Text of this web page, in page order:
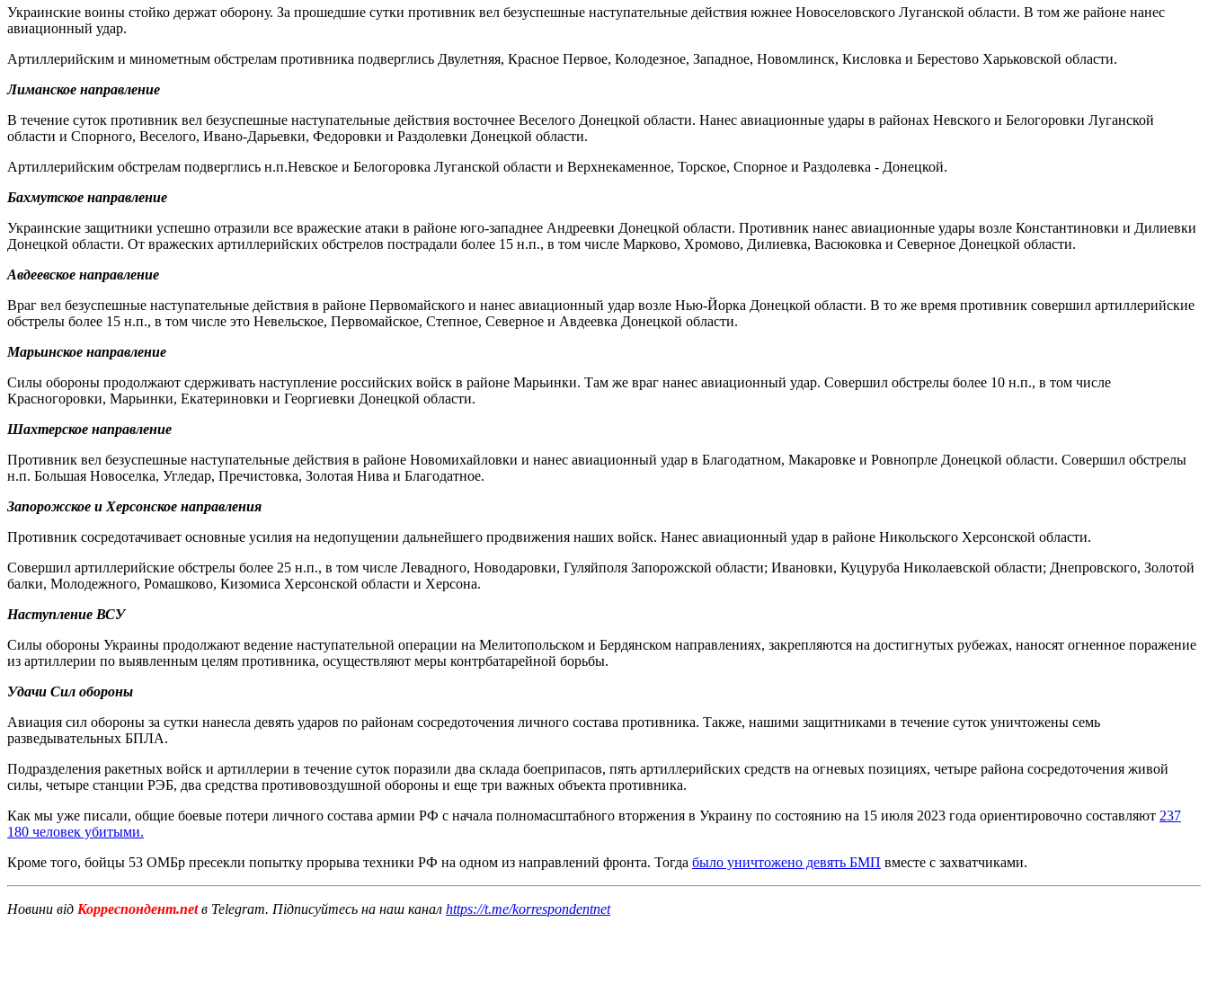
Украинские воины стойко держат оборону. За прошедшие сутки противник вел безуспешные наступательные действия южнее Новоселовского Луганской области. В том же районе нанес
авиационный удар.
Артиллерийским и минометным обстрелам противника подверглись Двулетняя, Красное Первое, Колодезное, Западное, Новомлинск, Кисловка и Берестово Харьковской области.
Лиманское направление
В течение суток противник вел безуспешные наступательные действия восточнее Веселого Донецкой области. Нанес авиационные удары в районах Невского и Белогоровки Луганской
области и Спорного, Веселого, Ивано-Дарьевки, Федоровки и Раздолевки Донецкой области.
Артиллерийским обстрелам подверглись н.п.Невское и Белогоровка Луганской области и Верхнекаменное, Торское, Спорное и Раздолевка - Донецкой.
Бахмутское направление
Украинские защитники успешно отразили все вражеские атаки в районе юго-западнее Андреевки Донецкой области. Противник нанес авиационные удары возле Константиновки и Дилиевки
Донецкой области. От вражеских артиллерийских обстрелов пострадали более 15 н.п., в том числе Марково, Хромово, Дилиевка, Васюковка и Северное Донецкой области.
Авдеевское направление
Враг вел безуспешные наступательные действия в районе Первомайского и нанес авиационный удар возле Нью-Йорка Донецкой области. В то же время противник совершил артиллерийские
обстрелы более 15 н.п., в том числе это Невельское, Первомайское, Степное, Северное и Авдеевка Донецкой области.
Марьинское направление
Силы обороны продолжают сдерживать наступление российских войск в районе Марьинки. Там же враг нанес авиационный удар. Совершил обстрелы более 10 н.п., в том числе
Красногоровки, Марьинки, Екатериновки и Георгиевки Донецкой области.
Шахтерское направление
Противник вел безуспешные наступательные действия в районе Новомихайловки и нанес авиационный удар в Благодатном, Макаровке и Ровнопрле Донецкой области. Совершил обстрелы
н.п. Большая Новоселка, Угледар, Пречистовка, Золотая Нива и Благодатное.
Запорожское и Херсонское направления
Противник сосредотачивает основные усилия на недопущении дальнейшего продвижения наших войск. Нанес авиационный удар в районе Никольского Херсонской области.
Совершил артиллерийские обстрелы более 25 н.п., в том числе Левадного, Новодаровки, Гуляйполя Запорожской области; Ивановки, Куцуруба Николаевской области; Днепровского, Золотой
балки, Молодежного, Ромашково, Кизомиса Херсонской области и Херсона.
Наступление ВСУ
Силы обороны Украины продолжают ведение наступательной операции на Мелитопольском и Бердянском направлениях, закрепляются на достигнутых рубежах, наносят огненное поражение
из артиллерии по выявленным целям противника, осуществляют меры контрбатарейной борьбы.
Удачи Сил обороны
Авиация сил обороны за сутки нанесла девять ударов по районам сосредоточения личного состава противника. Также, нашими защитниками в течение суток уничтожены семь
разведывательных БПЛА.
Подразделения ракетных войск и артиллерии в течение суток поразили два склада боеприпасов, пять артиллерийских средств на огневых позициях, четыре района сосредоточения живой
силы, четыре станции РЭБ, два средства противовоздушной обороны и еще три важных объекта противника.
Как мы уже писали, общие боевые потери личного состава армии РФ с начала полномасштабного вторжения в Украину по состоянию на 15 июля 2023 года ориентировочно составляют 237
180 человек убитыми.
Кроме того, бойцы 53 ОМБр пресекли попытку прорыва техники РФ на одном из направлений фронта. Тогда было уничтожено девять БМП вместе с захватчиками.
Новини від Корреспондент.netв Telegram. Підписуйтесь на наш канал https://t.me/korrespondentnet